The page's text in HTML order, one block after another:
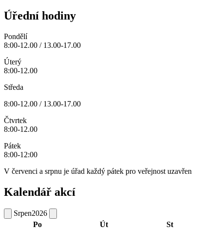
Úřední hodiny
Pondělí
8:00-12.00 / 13.00-17.00
Úterý
8:00-12.00
Středa
8:00-12.00 / 13.00-17.00
Čtvrtek
8:00-12.00
Pátek
8:00-12:00
V červenci a srpnu je úřad každý pátek pro veřejnost uzavřen
Kalendář akcí
Srpen2026
Po
Út
St